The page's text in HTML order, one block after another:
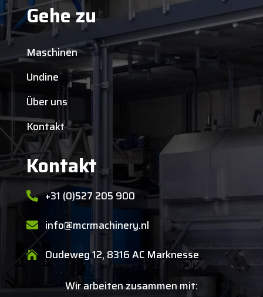
Gehe zu
Maschinen
Undine
Über uns
Kontakt
Kontakt
 +31 (0)527 205 900
 info@mcrmachinery.nl
 Oudeweg 12, 8316 AC Marknesse
Wir arbeiten zusammen mit: